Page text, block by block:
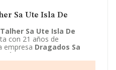
Sa Ute Isla De
Sa Ute Isla De
con 21 años de
empresa Dragados Sa
Ley 18-1982
4, san Sebastian de los